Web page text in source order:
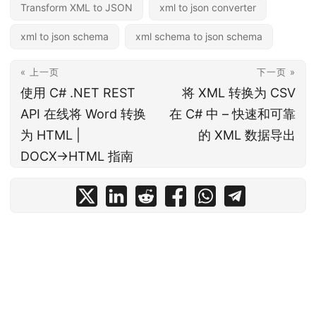
Transform XML to JSON xml to json converter
xml to json schema xml schema to json schema
« 上一页
使用 C# .NET REST
API 在线将 Word 转换
为 HTML |
DOCX→HTML 指南
下一页 »
将 XML 转换为 CSV
在 C# 中 – 快速和可靠
的 XML 数据导出